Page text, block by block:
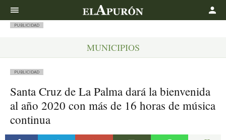
PUBLICIDAD
MUNICIPIOS
PUBLICIDAD
Santa Cruz de La Palma dará la bienvenida
al año 2020 con más de 16 horas de música
continua